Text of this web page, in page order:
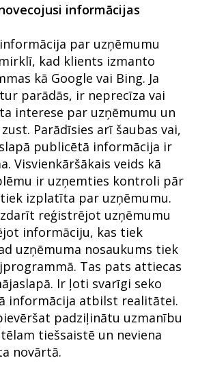
informācijas
par uzņēmumu
kad klients izmanto
kā Google vai Bing. Ja
parādās, ir neprecīza vai
interese par uzņēmumu un
Parādīsies arī šaubas vai,
publicētā informācija ir
Visvienkāršākais veids kā
ir uzņemties kontroli pār
izplatīta par uzņēmumu.
reģistrējot uzņēmumu
informāciju, kas tiek
uzņēmuma nosaukums tiek
Tas pats attiecas
Ir ļoti svarīgi seko
informācija atbilst realitātei.
padziļinātu uzmanību
tiešsaistē un neviena
novārtā.